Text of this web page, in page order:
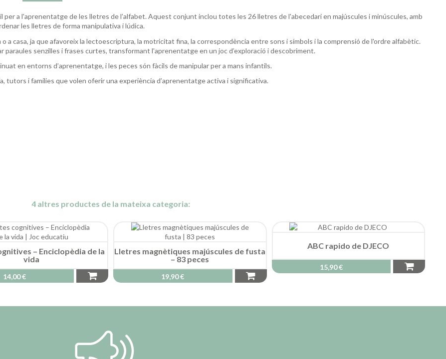
a l'aprenentatge de les lletres de l’alfabet. Aquest conjunt inclou totes les 26 lletres de l'abecedari en majúscules i minúscules, amb
les lletres de forma manipulativa i lúdica.
a casa, ja que afavoreix la lectoescriptura, la motricitat fina, la correspondència entre sons i símbols i la comprensió de l'ordre alfabètic.
paraules senzilles i frases curtes, transformant l'aprenentatge en un joc d’exploració i descobriment.
en entorns d’aprenentatge, i les peces són fàcils de manipular per a mans infantils.
tutors i famílies que volen oferir una experiència d’aprenentatge activa i significativa.
4 altres productes de la mateixa categoria:
– Enciclopèdia de la
vida
14,00 €
Lletres magnètiques majúscules de fusta
– 83 peces
19,90 €
ABC rapido de DJECO
15,90 €